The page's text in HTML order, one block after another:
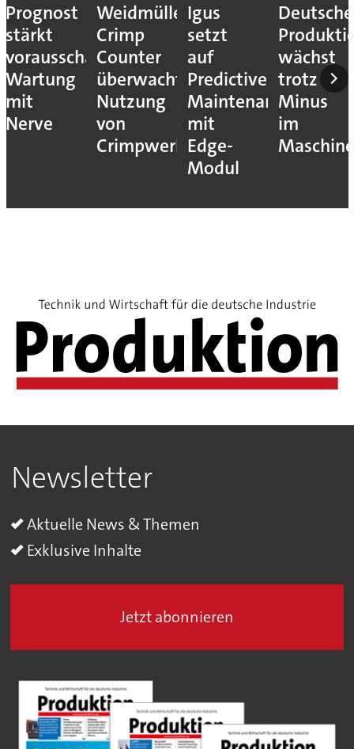
Prognost
stärkt
vorausschauende
Wartung
mit
Nerve
Weidmüller:
Crimp
Counter
überwacht
Nutzung
von
Crimpwerkzeugen
Igus
setzt
auf
Predictive
Maintenance
mit
Edge-
Modul
Deutsche
wächst
trotz
Minus
im
Newsletter
Aktuelle News & Themen
Exklusive Inhalte
Jetzt abonnieren